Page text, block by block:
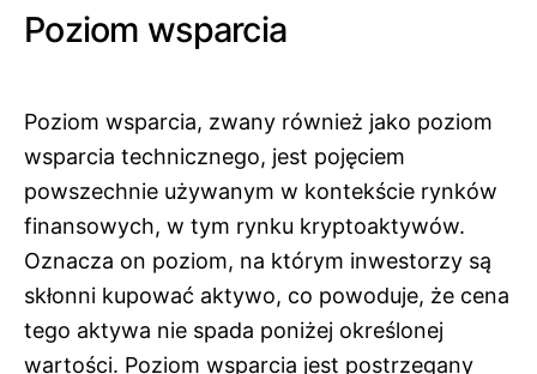
Poziom wsparcia
Poziom wsparcia, zwany również jako poziom
wsparcia technicznego, jest pojęciem
powszechnie używanym w kontekście rynków
finansowych, w tym rynku kryptoaktywów.
Oznacza on poziom, na którym inwestorzy są
skłonni kupować aktywo, co powoduje, że cena
tego aktywa nie spada poniżej określonej
wartości. Poziom wsparcia jest postrzegany